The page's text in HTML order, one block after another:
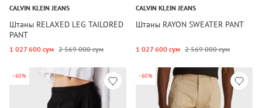
CALVIN KLEIN JEANS
Штаны RELAXED LEG TAILORED
PANT
1 027 600 сум 2 569 000 сум
CALVIN KLEIN JEANS
Штаны RAYON SWEATER PANT
1 027 600 сум 2 569 000 сум
-60% -60%